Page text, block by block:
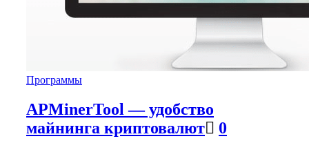
Программы
APMinerTool — удобство
майнинга криптовалют
0